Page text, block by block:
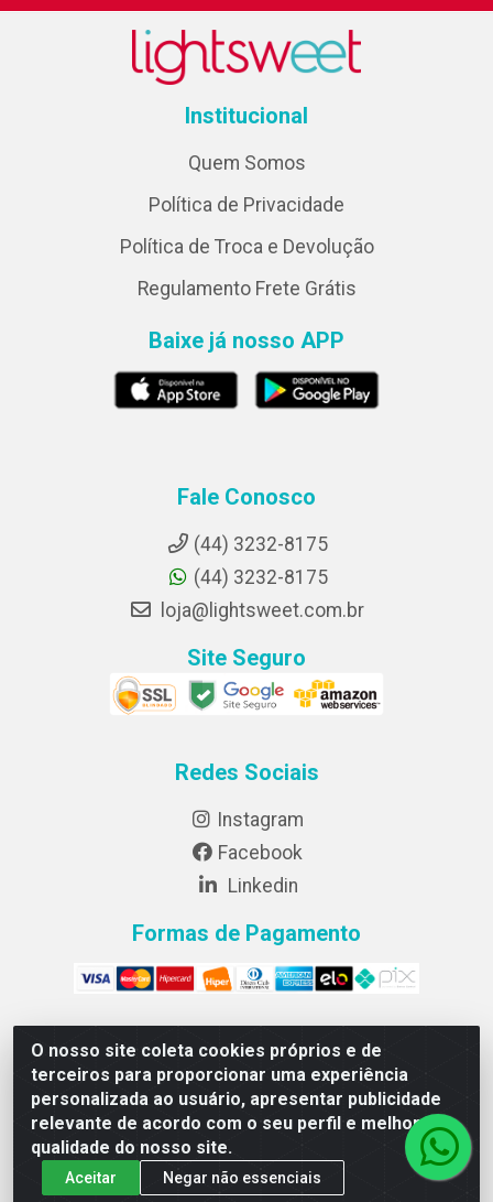
O nosso site coleta cookies próprios e de
terceiros para proporcionar uma experiência
personalizada ao usuário, apresentar publicidade
relevante de acordo com o seu perfil e melhorar a
qualidade do nosso site.
Aceitar Negar não essenciais
Institucional
Quem Somos
Política de Privacidade
Política de Troca e Devolução
Regulamento Frete Grátis
Baixe já nosso APP
Fale Conosco
(44) 3232-8175
(44) 3232-8175
loja@lightsweet.com.br
Site Seguro
Redes Sociais
Instagram
Facebook
Linkedin
Formas de Pagamento
Lightsweet Industria e comercio de Alimentos LTDA - CNPJ
82.015.652/0001-64 - Rodovia BR 376, km 188, lote 300A -
Marialva/PR - CEP 86990-000